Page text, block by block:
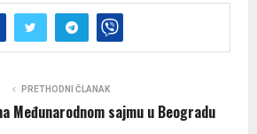
PRETHODNI ČLANAK
Međunarodnom sajmu u Beogradu